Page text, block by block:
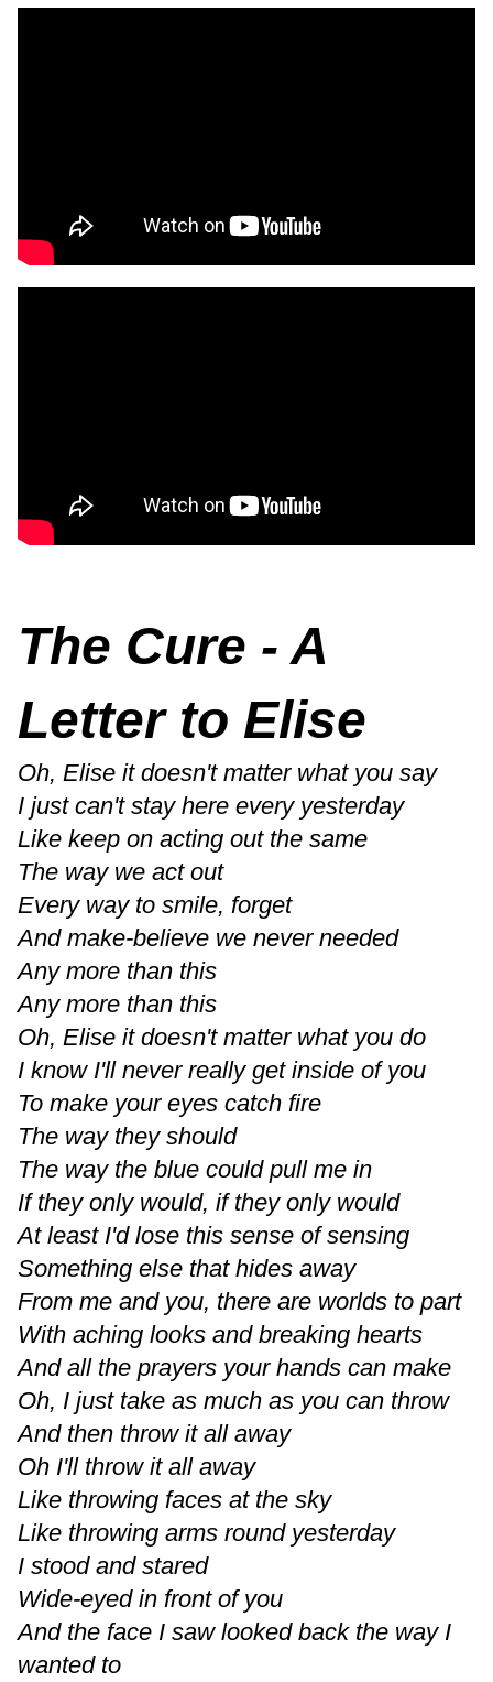
The Cure - A
Letter to Elise
Oh, Elise it doesn't matter what you say
I just can't stay here every yesterday
Like keep on acting out the same
The way we act out
Every way to smile, forget
And make-believe we never needed
Any more than this
Any more than this
Oh, Elise it doesn't matter what you do
I know I'll never really get inside of you
To make your eyes catch fire
The way they should
The way the blue could pull me in
If they only would, if they only would
At least I'd lose this sense of sensing
Something else that hides away
From me and you, there are worlds to part
With aching looks and breaking hearts
And all the prayers your hands can make
Oh, I just take as much as you can throw
And then throw it all away
Oh I'll throw it all away
Like throwing faces at the sky
Like throwing arms round yesterday
I stood and stared
Wide-eyed in front of you
And the face I saw looked back the way I
wanted to